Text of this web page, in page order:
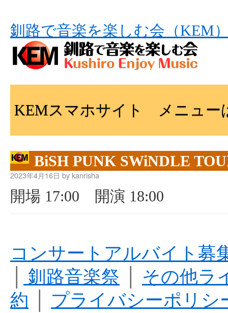
釧路で音楽を楽しむ会（
KEMスマホサイト メニュー
BiSH PUNK SWiNDLE
2023年4月16日 by kanrisha
開場 17:00 開演 18:00
コンサートアルバイト募
釧路音楽祭
その他ラ
約
プライバシーポリシ